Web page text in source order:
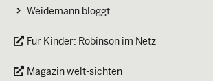
Weidemann bloggt
Für Kinder: Robinson im Netz
Magazin welt-sichten